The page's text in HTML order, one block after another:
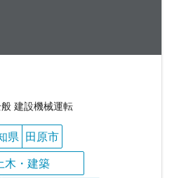
建設機械運転
県 田原市
木・建築